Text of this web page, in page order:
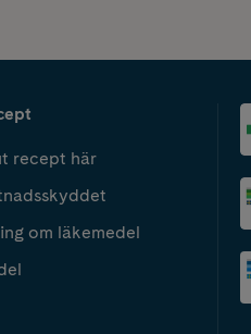
recept här
om läkemedel